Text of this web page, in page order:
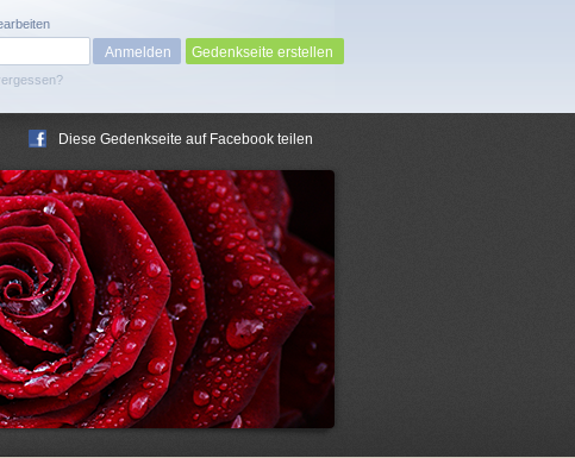
Gedenkseite erstellen
Diese Gedenkseite auf Facebook teilen